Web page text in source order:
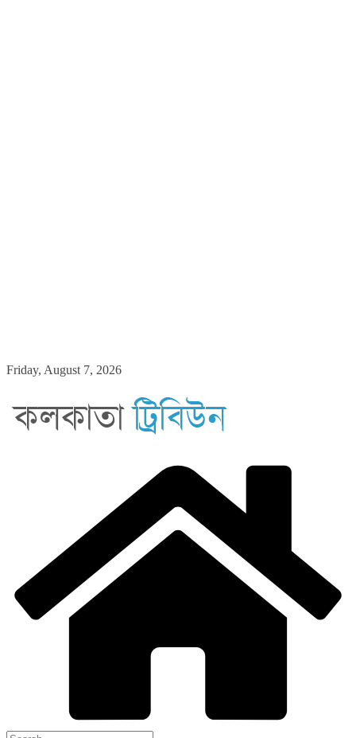
Skip
Friday, August 7, 2026